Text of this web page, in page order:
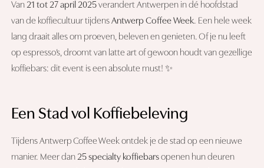
Van21 tot 27 april 2025verandert Antwerpen in dé hoofdstad
van de koffiecultuur tijdensAntwerp Coffee Week. Een hele week
lang draait alles om proeven, beleven en genieten. Of je nu leeft
op espresso’s, droomt van latte art of gewoon houdt van gezellige
koffiebars: dit event is een absolute must! ✨
Een Stad vol Koffiebeleving
Tijdens Antwerp Coffee Week ontdek je de stad op een nieuwe
manier. Meer dan25 specialty koffiebarsopenen hun deuren